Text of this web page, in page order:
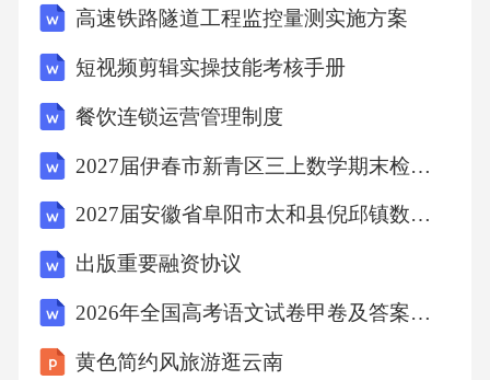
（2）给孩子提供一个温馨、舒适、有趣、和谐
的集伍环境;
的不适应感。
2、培养良好的学习常规。
（1）愿意参加各项集体活动，注意力集中；
高速铁路隧道工程监控量测实施方案
短视频剪辑实操技能考核手册
餐饮连锁运营管理制度
2027届伊春市新青区三上数学期末检测模拟试题含解析
2027届安徽省阜阳市太和县倪邱镇数学四年级第一学期期末教学质量检测试题含解析
出版重要融资协议
2026年全国高考语文试卷甲卷及答案详解
黄色简约风旅游逛云南